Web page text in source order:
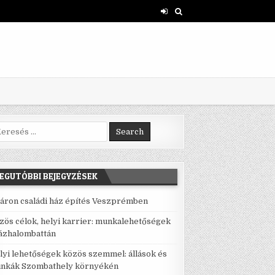
for:
BEJEGYZÉSEK
családi ház építés Veszprémben
célok, helyi karrier: munkalehetőségek
lehetőségek közös szemmel: állások és
Szombathely környékén